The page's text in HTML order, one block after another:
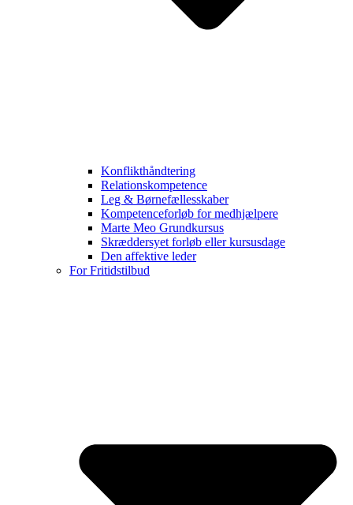
Konflikthåndtering
Relationskompetence
Leg & Børnefællesskaber
Kompetenceforløb for medhjælpere
Marte Meo Grundkursus
Skræddersyet forløb eller kursusdage
Den affektive leder
For Fritidstilbud